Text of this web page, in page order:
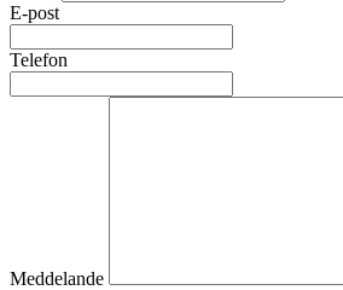
E-post
Telefon
Meddelande